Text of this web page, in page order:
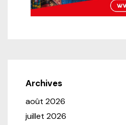
Archives
août 2026
juillet 2026